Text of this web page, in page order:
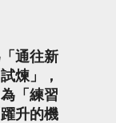
通往新
煉」，
「練習
升的機